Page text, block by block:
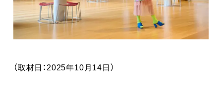
（取材日：2025年10月14日）